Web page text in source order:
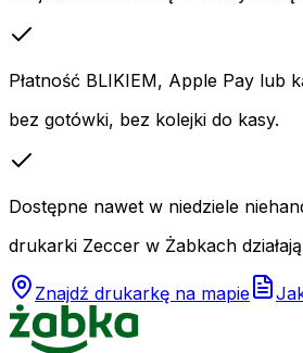
Płatność BLIKIEM, Apple Pay lub
bez gotówki, bez kolejki do kasy.
Dostępne nawet w niedziele
drukarki Zeccer w Żabkach
Znajdź drukarkę na mapie